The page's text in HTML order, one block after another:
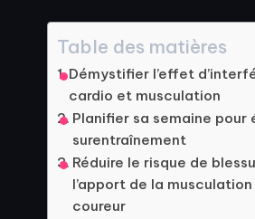
Table des matières
Démystifier l’effet
cardio et musculation
Planifier sa semaine pour
surentraînement
Réduire le risque de
l’apport de la
coureur